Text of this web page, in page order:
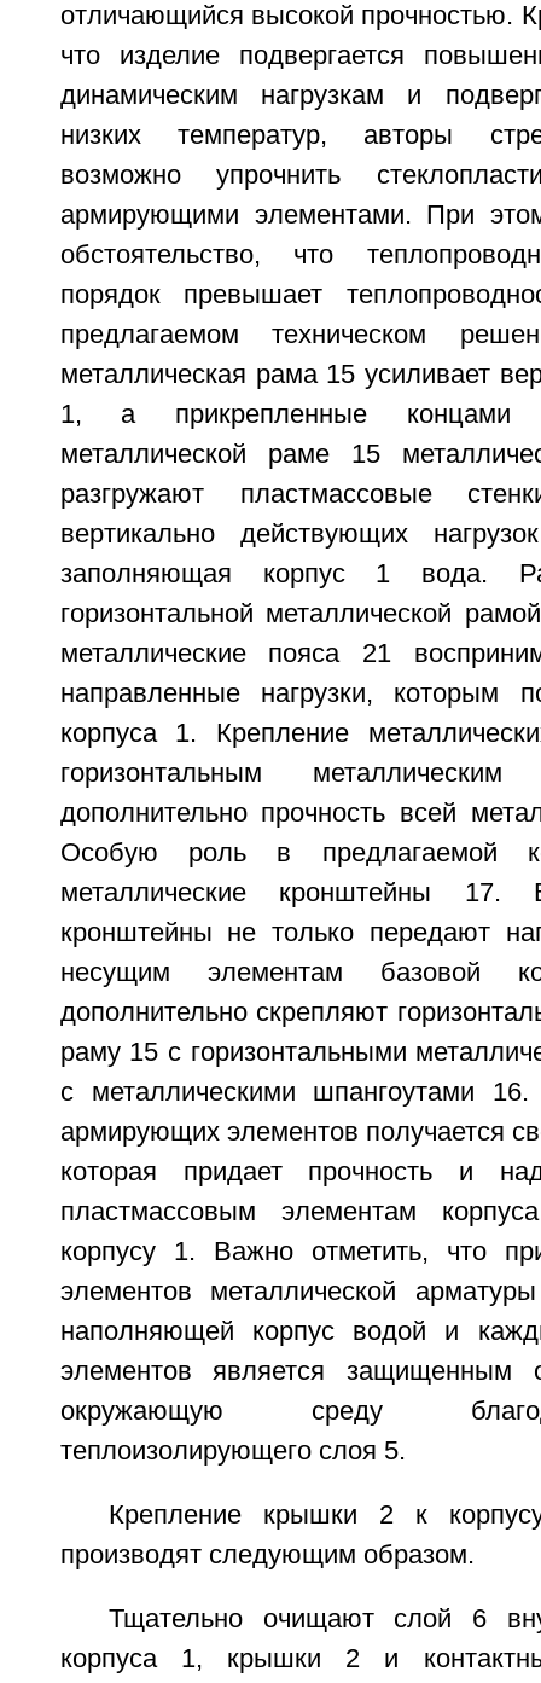
отличающийся высокой прочностью.
что изделие подвергается
динамическим нагрузкам и
низких температур, авторы
возможно упрочнить
армирующими элементами. При
обстоятельство, что
порядок превышает
предлагаемом техническом
металлическая рама 15 усиливает
1, а прикрепленные концами к
металлической раме 15
разгружают пластмассовые
вертикально действующих
заполняющая корпус 1 вода.
горизонтальной металлической
металлические пояса 21
направленные нагрузки, которым
корпуса 1. Крепление
горизонтальным
дополнительно прочность всей
Особую роль в предлагаемой
металлические кронштейны
кронштейны не только передают
несущим элементам базовой
дополнительно скрепляют
раму 15 с горизонтальными
с металлическими шпангоутами
армирующих элементов получается
которая придает прочность и
пластмассовым элементам
корпусу 1. Важно отметить, что
элементов металлической
наполняющей корпус водой и
элементов является защищенным
окружающую среду
теплоизолирующего слоя 5.
Крепление крышки 2 к
производят следующим образом.
Тщательно очищают слой 6
корпуса 1, крышки 2 и